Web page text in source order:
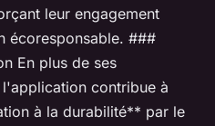
leur engagement
écoresponsable. ###
En plus de ses
contribue à
à la durabilité** par le